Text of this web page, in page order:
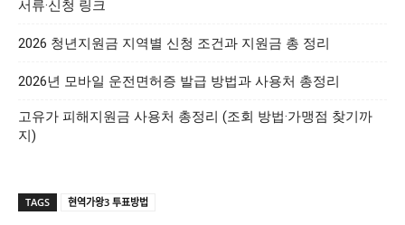
서류·신청 링크
2026 청년지원금 지역별 신청 조건과 지원금 총 정리
2026년 모바일 운전면허증 발급 방법과 사용처 총정리
고유가 피해지원금 사용처 총정리 (조회 방법·가맹점 찾기까
지)
TAGS 현역가왕3 투표방법